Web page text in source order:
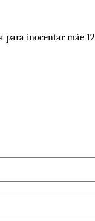
para inocentar mãe